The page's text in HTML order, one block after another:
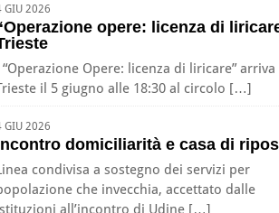
GIU 2026
opere: licenza di
Opere: licenza di liricare” arriva
il 5 giugno alle 18:30 al circolo […]
GIU 2026
domiciliarità e casa di
condivisa a sostegno dei servizi per
che invecchia, accettato dalle
all’incontro di Udine […]